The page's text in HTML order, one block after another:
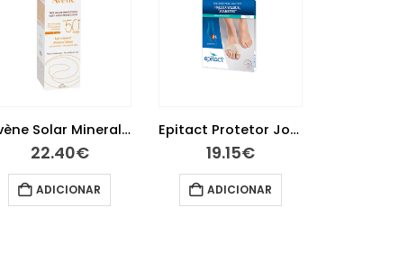
Epitact Protetor Joanetes Tamanho M
19.15€
ADICIONAR
Avène Água Termal 300ml
15.95€
ADICIONAR